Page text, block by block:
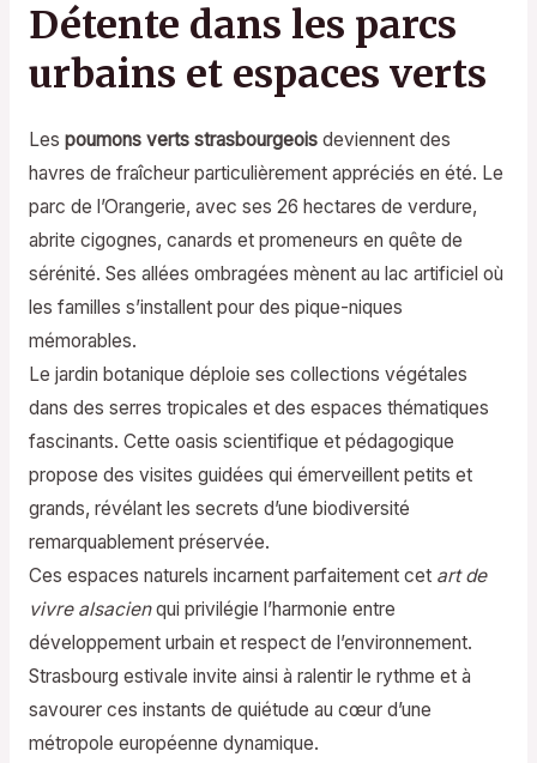
Détente dans les parcs
urbains et espaces verts
Les poumons verts strasbourgeoisdeviennent des
havres de fraîcheur particulièrement appréciés en été. Le
parc de l’Orangerie, avec ses 26 hectares de verdure,
abrite cigognes, canards et promeneurs en quête de
sérénité. Ses allées ombragées mènent au lac artificiel où
les familles s’installent pour des pique-niques
mémorables.
Le jardin botanique déploie ses collections végétales
dans des serres tropicales et des espaces thématiques
fascinants. Cette oasis scientifique et pédagogique
propose des visites guidées qui émerveillent petits et
grands, révélant les secrets d’une biodiversité
remarquablement préservée.
Ces espaces naturels incarnent parfaitement cet art de
vivre alsacienqui privilégie l’harmonie entre
développement urbain et respect de l’environnement.
Strasbourg estivale invite ainsi à ralentir le rythme et à
savourer ces instants de quiétude au cœur d’une
métropole européenne dynamique.